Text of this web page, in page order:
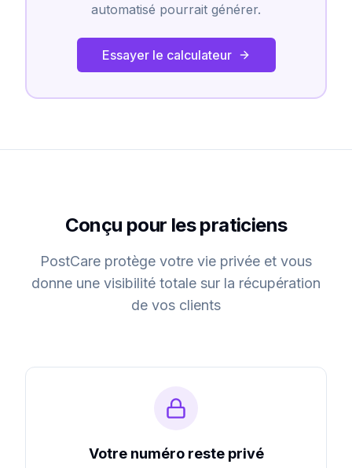
automatisé pourrait générer.
Essayer le calculateur
Conçu pour les praticiens
PostCare protège votre vie privée et vous
donne une visibilité totale sur la récupération
de vos clients
Votre numéro reste privé